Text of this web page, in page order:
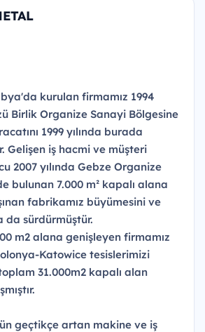
kurulan firmamız 1994
Birlik Organize Sanayi Bölgesine
1999 yılında burada
Gelişen iş hacmi ve müşteri
2007 yılında Gebze Organize
bulunan 7.000 m² kapalı alana
fabrikamız büyümesini ve
da sürdürmüştür.
m2 alana genişleyen firmamız
Katowice tesislerimizi
31.000m2 kapalı alan
geçtikçe artan makine ve iş